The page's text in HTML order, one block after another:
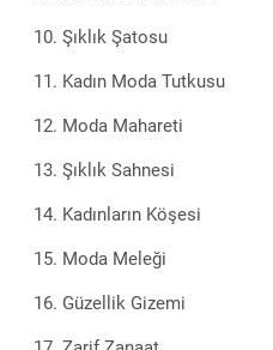
Şıklık Şatosu
Kadın Moda Tutkusu
Moda Mahareti
Şıklık Sahnesi
Kadınların Köşesi
Moda Meleği
Güzellik Gizemi